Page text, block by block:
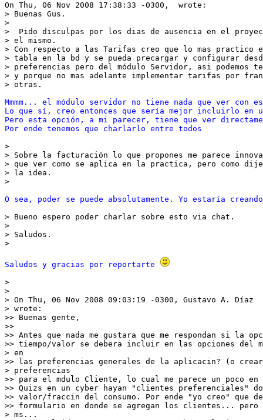
On Thu, 06 Nov 2008 17:38:33 -0300,  wrote:
> Buenas Gus.
>
>  Pido disculpas por los dias de ausencia en el
> el mismo.
> Con respecto a las Tarifas creo que lo mas practico
> tabla en la bd y se pueda precargar y configurar
> preferencias pero del módulo Servidor, asi podemos
> y porque no mas adelante implementar tarifas por
> otras.
Mmmm... el módulo servidor no tiene nada que ver
Lo que sí, creo entonces que sería mejor incluirlo en
Pero esta opción, a mi parecer, tiene que ver
Por ende tenemos que charlarlo entre todos
>
> Sobre la facturación lo que propones me parece
> que ver como se aplica en la practica, pero como dije
> la idea.
>
O sea, poder se puede absolutamente. Yo estaría
> Bueno espero poder charlar sobre esto via chat.
>
> Saludos.
>
Saludos y gracias por reportarte
>
>
> On Thu, 06 Nov 2008 09:03:19 -0300, Gustavo A. Díaz
> wrote:
>> Buenas gente,
>>
>> Antes que nada me gustara que me respondan si la
>> tiempo/valor se debera incluir en las opciones del
> en
>> las preferencias generales de la aplicacin? (o
> preferencias
>> para el mdulo Cliente, lo cual me parece un poco
>> Quizs en un cyber hayan "clientes preferenciales"
>> valor/fraccin del consumo. Por ende "yo creo" que
>> formulario en donde se agregan los clientes... pero
> ms...